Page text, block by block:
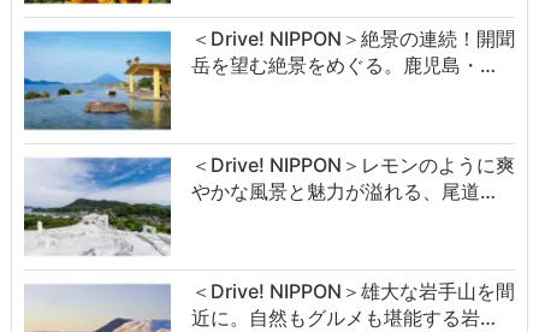
＜Drive! NIPPON＞絶景の連続！開聞
岳を望む絶景をめぐる。鹿児島・…
＜Drive! NIPPON＞レモンのように爽
やかな風景と魅力が溢れる、尾道…
＜Drive! NIPPON＞雄大な岩手山を間
近に。自然もグルメも堪能する岩…